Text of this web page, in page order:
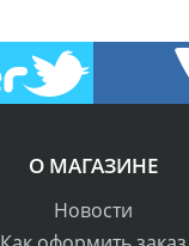
О МАГАЗИНЕ
Новости